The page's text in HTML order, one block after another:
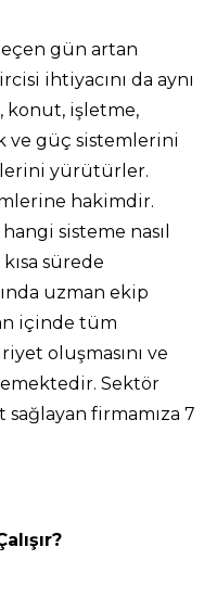
gün artan
ihtiyacını da aynı
konut, işletme,
ve güç sistemlerini
yürütürler.
hakimdir.
sisteme nasıl
sürede
uzman ekip
içinde tüm
oluşmasını ve
Sektör
firmamıza 7